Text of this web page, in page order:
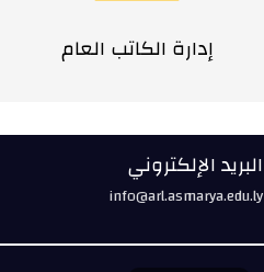
إدارة الكاتب العام
البريد الإلكتروني
info@arl.asmarya.edu.ly